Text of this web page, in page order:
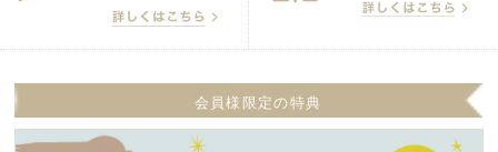
会員様限定の特典